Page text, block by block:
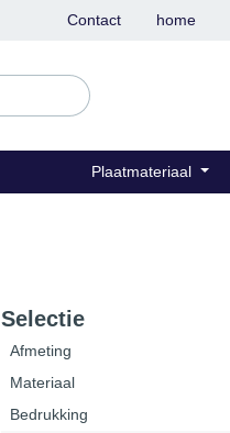
Contact home
Plaatmateriaal
Selectie
Afmeting
Materiaal
Bedrukking